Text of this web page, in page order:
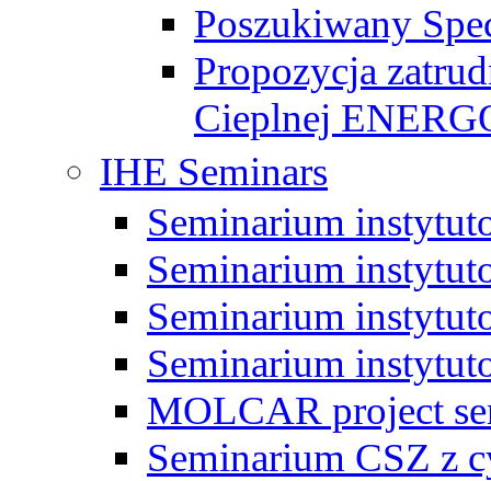
Poszukiwany
Propozycja
Cieplnej
IHE Seminars
Seminarium
Seminarium
Seminarium
Seminarium
MOLCAR project
Seminarium CSZ z